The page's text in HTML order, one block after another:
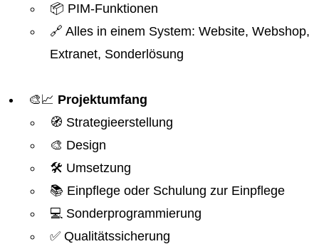
📦 PIM-Funktionen
🔗 Alles in einem System: Website, Webshop,
Extranet, Sonderlösung
🎨📈 Projektumfang
🧭 Strategieerstellung
🎨 Design
🛠️ Umsetzung
📚 Einpflege oder Schulung zur Einpflege
💻 Sonderprogrammierung
✅ Qualitätssicherung